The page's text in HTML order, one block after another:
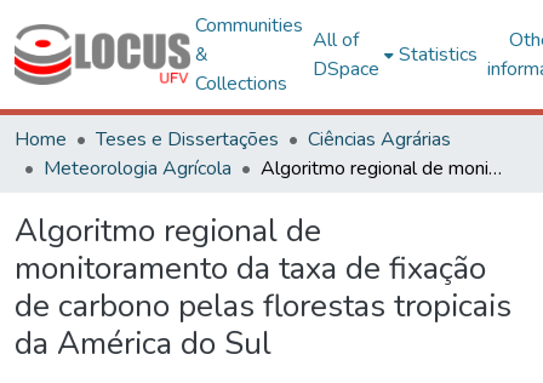
Communities
&
Collections
All of
DSpace
Statistics
Home Teses e Dissertações
Ciências Agrárias
Meteorologia Agrícola
Algoritmo regional de monitoramento da taxa de fixação de carbono pelas florestas tropicais da América do Sul
Algoritmo regional de
monitoramento da taxa de fixação
de carbono pelas florestas tropicais
da América do Sul